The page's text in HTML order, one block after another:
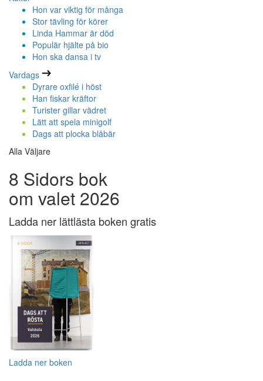
Hon var viktig för många
Stor tävling för körer
Linda Hammar är död
Populär hjälte på bio
Hon ska dansa i tv
Vardags
Dyrare oxfilé i höst
Han fiskar kräftor
Turister gillar vädret
Lätt att spela minigolf
Dags att plocka blåbär
Alla Väljare
8 Sidors bok
om valet 2026
Ladda ner lättlästa boken gratis
Ladda ner boken